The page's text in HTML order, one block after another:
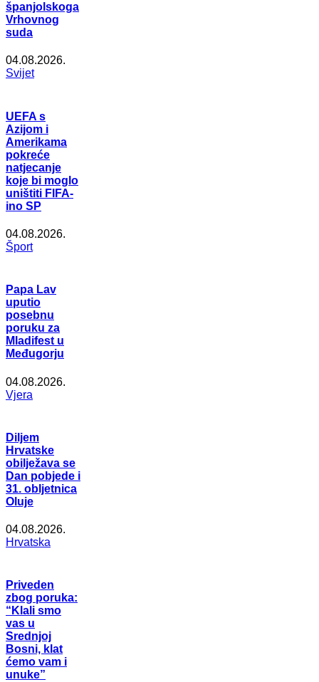
španjolskoga
Vrhovnog
suda
04.08.2026.
Svijet
UEFA s
Azijom i
Amerikama
pokreće
natjecanje
koje bi moglo
uništiti FIFA-
ino SP
04.08.2026.
Šport
Papa Lav
uputio
posebnu
poruku za
Mladifest u
Međugorju
04.08.2026.
Vjera
Diljem
Hrvatske
obilježava se
Dan pobjede i
31. obljetnica
Oluje
04.08.2026.
Hrvatska
Priveden
zbog poruka:
“Klali smo
vas u
Srednjoj
Bosni, klat
ćemo vam i
unuke”